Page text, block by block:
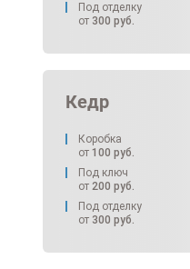
Под отделку
от 300 руб.
Кедр
Коробка
от 100 руб.
Под ключ
от 200 руб.
Под отделку
от 300 руб.